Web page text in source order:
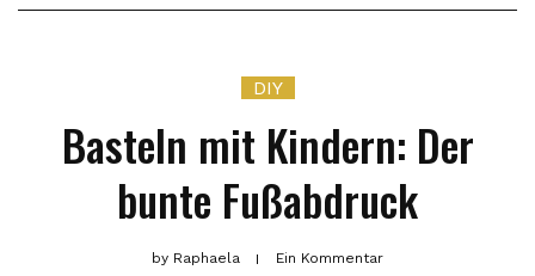
DIY
Basteln mit Kindern: Der
bunte Fußabdruck
by Raphaela Ein Kommentar